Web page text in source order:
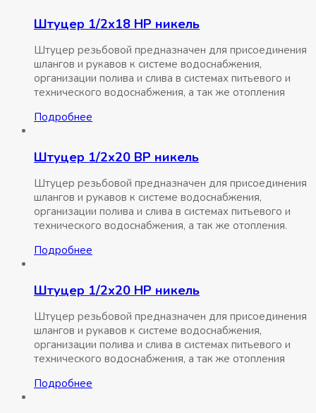
Штуцер 1/2х18 НР никель
Штуцер резьбовой предназначен для присоединения
шлангов и рукавов к системе водоснабжения,
организации полива и слива в системах питьевого и
технического водоснабжения, а так же отопления
Подробнее
Штуцер 1/2х20 ВР никель
Штуцер резьбовой предназначен для присоединения
шлангов и рукавов к системе водоснабжения,
организации полива и слива в системах питьевого и
технического водоснабжения, а так же отопления.
Подробнее
Штуцер 1/2х20 НР никель
Штуцер резьбовой предназначен для присоединения
шлангов и рукавов к системе водоснабжения,
организации полива и слива в системах питьевого и
технического водоснабжения, а так же отопления
Подробнее